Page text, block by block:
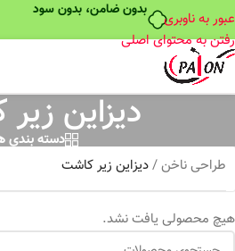
بدون ضامن، بدون سود
عبور به ناوبری
رفتن به محتوای اصلی
دیزاین
دسته بندی
طراحی ناخن/دیزاین زیر کاشت
هیچ محصولی یافت نشد.